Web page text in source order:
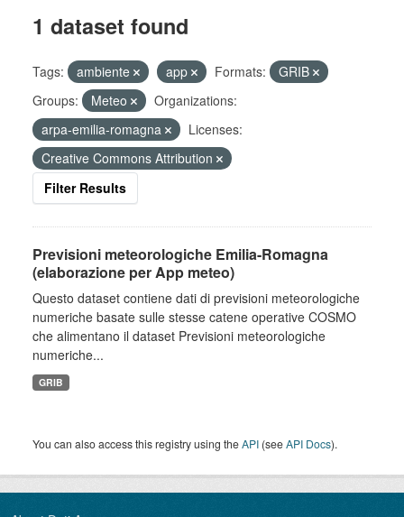
1 dataset found
Tags: ambiente app Formats:
GRIB
Groups:
Meteo
Organizations:
arpa-emilia-romagna
Licenses:
Creative Commons Attribution
Filter Results
Previsioni meteorologiche Emilia-Romagna
(elaborazione per App meteo)
Questo dataset contiene dati di previsioni meteorologiche
numeriche basate sulle stesse catene operative COSMO
che alimentano il dataset Previsioni meteorologiche
numeriche...
GRIB
You can also access this registry using theAPI (seeAPI Docs).